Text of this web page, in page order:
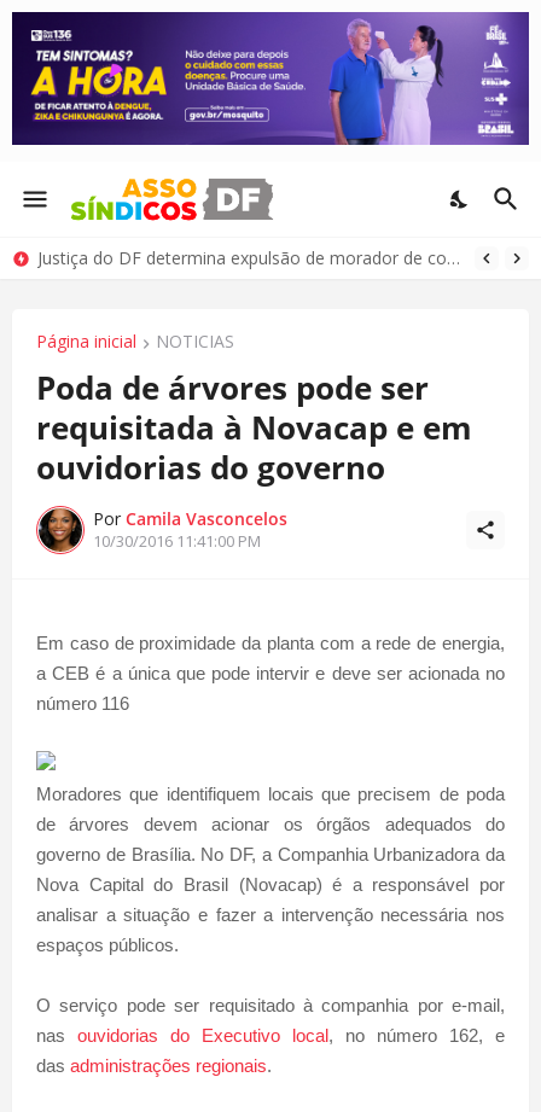
Justiça do DF determina expulsão de morador de condomínio por comportamento antissocial
Página inicial NOTICIAS
Poda de árvores pode ser
requisitada à Novacap e em
ouvidorias do governo
Por Camila Vasconcelos
10/30/2016 11:41:00 PM
Em caso de proximidade da planta com a rede de energia,
a CEB é a única que pode intervir e deve ser acionada no
número 116
Moradores que identifiquem locais que precisem de poda
de árvores devem acionar os órgãos adequados do
governo de Brasília. No DF, a Companhia Urbanizadora da
Nova Capital do Brasil (Novacap) é a responsável por
analisar a situação e fazer a intervenção necessária nos
espaços públicos.
O serviço pode ser requisitado à companhia por e-mail,
nas ouvidorias do Executivo local, no número 162, e
das administrações regionais.